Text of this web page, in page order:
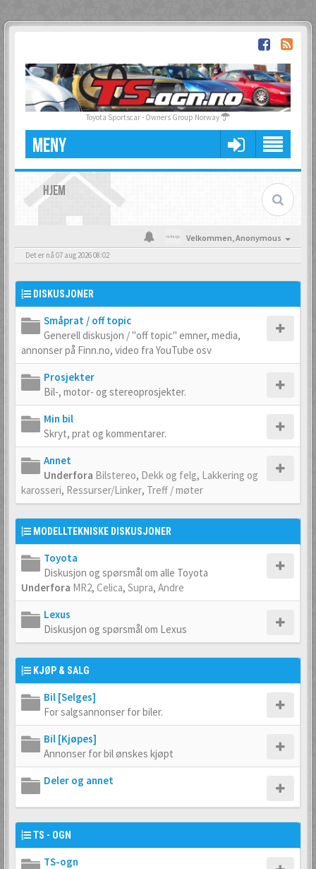
Toyota Sportscar - Owners Group Norway
MENY
HJEM
Velkommen,Anonymous
Det er nå 07 aug 2026 08:02
DISKUSJONER
Småprat / off topic
Generell diskusjon / "off topic" emner, media,
annonser på Finn.no, video fra YouTube osv
Prosjekter
Bil-, motor- og stereoprosjekter.
Min bil
Skryt, prat og kommentarer.
Annet
Underfora Bilstereo, Dekk og felg, Lakkering og
karosseri, Ressurser/Linker, Treff / møter
MODELLTEKNISKE DISKUSJONER
Toyota
Diskusjon og spørsmål om alle Toyota
Underfora MR2, Celica, Supra, Andre
Lexus
Diskusjon og spørsmål om Lexus
KJØP & SALG
Bil [Selges]
For salgsannonser for biler.
Bil [Kjøpes]
Annonser for bil ønskes kjøpt
Deler og annet
TS - OGN
TS-ogn